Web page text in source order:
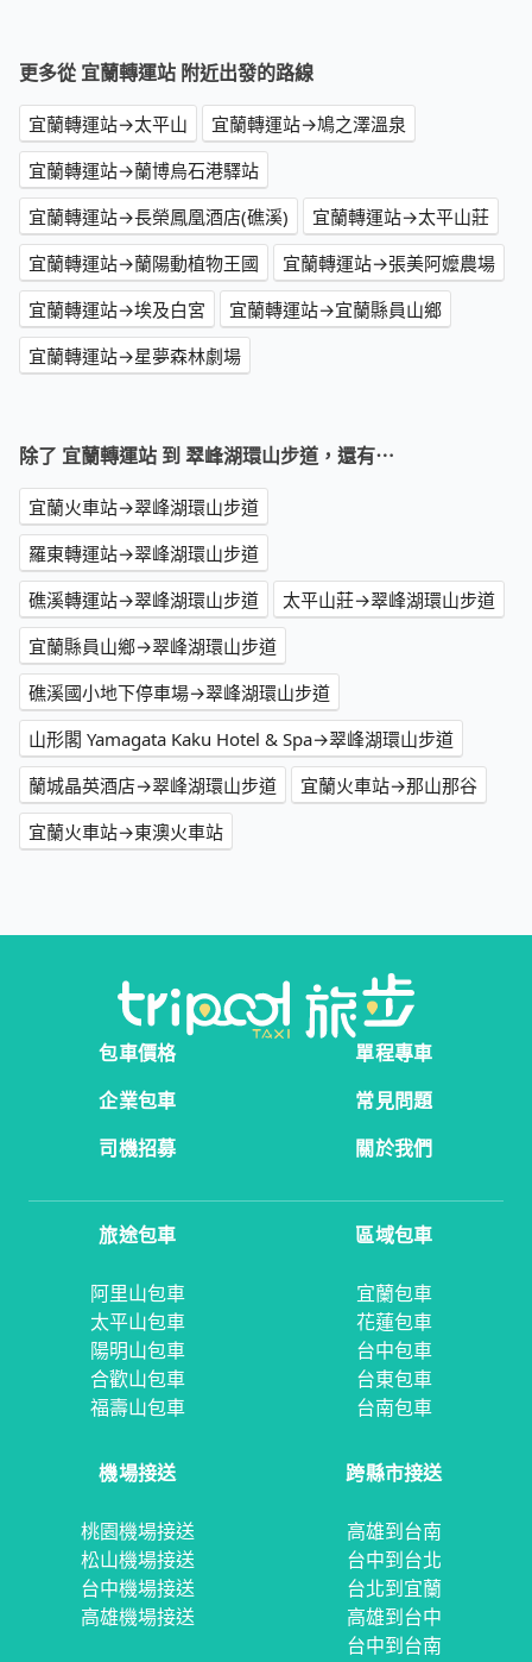
更多從 宜蘭轉運站 附近出發的路線
宜蘭轉運站→太平山
宜蘭轉運站→鳩之澤溫泉
宜蘭轉運站→蘭博烏石港驛站
宜蘭轉運站→長榮鳳凰酒店(礁溪)
宜蘭轉運站→太平山莊
宜蘭轉運站→蘭陽動植物王國
宜蘭轉運站→張美阿嬤農場
宜蘭轉運站→埃及白宮
宜蘭轉運站→宜蘭縣員山鄉
宜蘭轉運站→星夢森林劇場
除了 宜蘭轉運站 到 翠峰湖環山步道，還有⋯
宜蘭火車站→翠峰湖環山步道
羅東轉運站→翠峰湖環山步道
礁溪轉運站→翠峰湖環山步道
太平山莊→翠峰湖環山步道
宜蘭縣員山鄉→翠峰湖環山步道
礁溪國小地下停車場→翠峰湖環山步道
山形閣 Yamagata Kaku Hotel & Spa→翠峰湖環山步道
蘭城晶英酒店→翠峰湖環山步道
宜蘭火車站→那山那谷
宜蘭火車站→東澳火車站
包車價格
單程專車
企業包車
常見問題
司機招募
關於我們
旅途包車
阿里山包車
太平山包車
陽明山包車
合歡山包車
福壽山包車
區域包車
宜蘭包車
花蓮包車
台中包車
台東包車
台南包車
機場接送
桃園機場接送
松山機場接送
台中機場接送
高雄機場接送
跨縣市接送
高雄到台南
台中到台北
台北到宜蘭
高雄到台中
台中到台南